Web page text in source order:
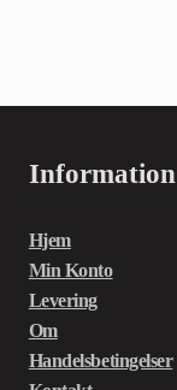
Information
Hjem
Min Konto
Levering
Om
Handelsbetingelser